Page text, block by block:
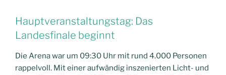
Hauptveranstaltungstag: Das
Landesfinale beginnt
Die Arena war um 09:30 Uhr mit rund 4.000 Personen
rappelvoll. Mit einer aufwändig inszenierten Licht- und